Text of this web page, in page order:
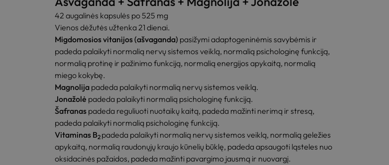
42 augalinės kapsulės po 525 mg
Vienos dėžutės užtenka 21 dienai.
Migdomosios vitanijos (ašvaganda) pasižymi adaptogeninėmis savybėmis ir
padeda palaikyti normalią nervų sistemos veiklą, normalią psichologinę funkciją,
normalią protinę ir pažinimo funkciją, normalią energijos apykaitą, normalią
miego kokybę.
Magnolijapadeda palaikyti normalią nervų sistemos veiklą.
Jonažolė padeda palaikyti normalią psichologinę funkciją.
Šafranaspadeda reguliuoti nuotaikų kaitą, padeda mažinti nerimą ir stresą,
padeda palaikyti normalią psichologinę funkciją.
Vitaminas B2padeda palaikyti normalią nervų sistemos veiklą, normalią geležies
apykaitą, normalią raudonųjų kraujo kūnelių būklę, padeda apsaugoti ląsteles nuo
oksidacinės pažaidos, padeda mažinti pavargimo jausmą ir nuovargį.